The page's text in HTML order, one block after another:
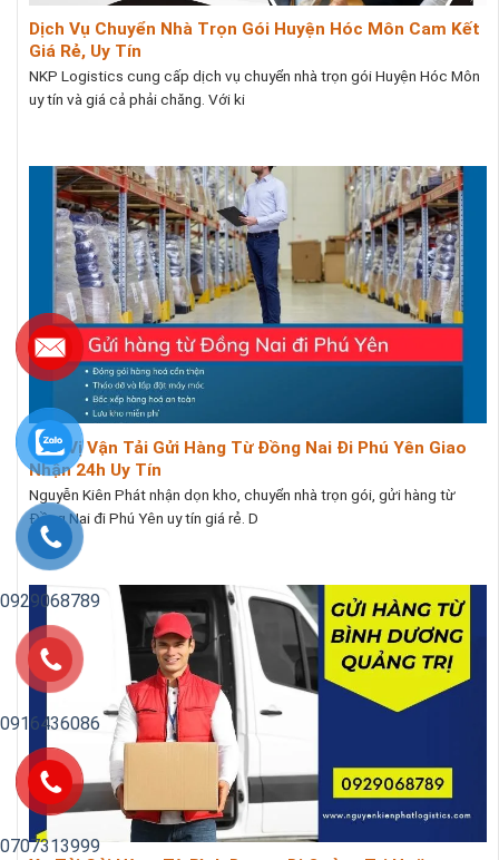
Dịch Vụ Chuyển Nhà Trọn Gói Huyện Hóc Môn Cam Kết
Giá Rẻ, Uy Tín
NKP Logistics cung cấp dịch vụ chuyển nhà trọn gói Huyện Hóc Môn
uy tín và giá cả phải chăng. Với ki
Đơn Vị Vận Tải Gửi Hàng Từ Đồng Nai Đi Phú Yên Giao
Nhận 24h Uy Tín
Nguyễn Kiên Phát nhận dọn kho, chuyển nhà trọn gói, gửi hàng từ
Đồng Nai đi Phú Yên uy tín giá rẻ. D
0929068789
0916436086
0707313999